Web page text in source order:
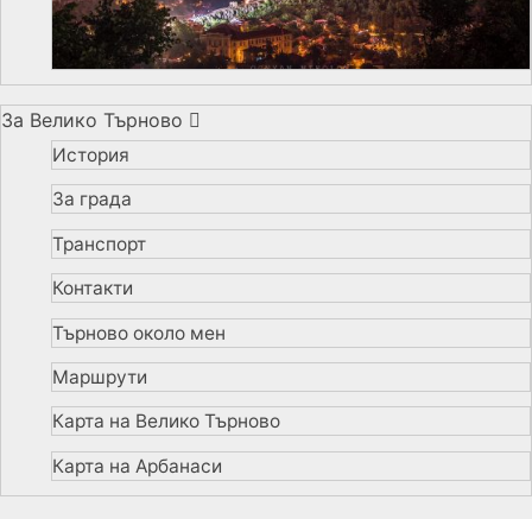
За Велико Търново
История
За града
Транспорт
Контакти
Търново около мен
Маршрути
Карта на Велико Търново
Карта на Арбанаси